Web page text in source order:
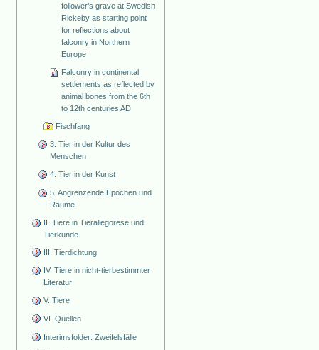
follower’s grave at Swedish
Rickeby as starting point
for reflections about
falconry in Northern
Europe
Falconry in continental
settlements as reflected by
animal bones from the 6th
to 12th centuries AD
Fischfang
3. Tier in der Kultur des
Menschen
4. Tier in der Kunst
5. Angrenzende Epochen und
Räume
II. Tiere in Tierallegorese und
Tierkunde
III. Tierdichtung
IV. Tiere in nicht-tierbestimmter
Literatur
V. Tiere
VI. Quellen
Interimsfolder: Zweifelsfälle